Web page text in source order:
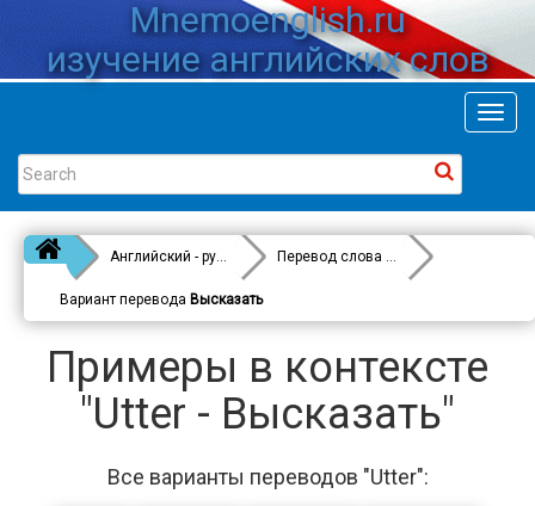
Mnemoenglish.ru
изучение английских слов
Английский - русский Перевод слова
Utter
Вариант перевода Высказать
Примеры в контексте
"Utter - Высказать"
Все варианты переводов "Utter":